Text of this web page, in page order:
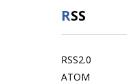
RSS
RSS2.0
ATOM